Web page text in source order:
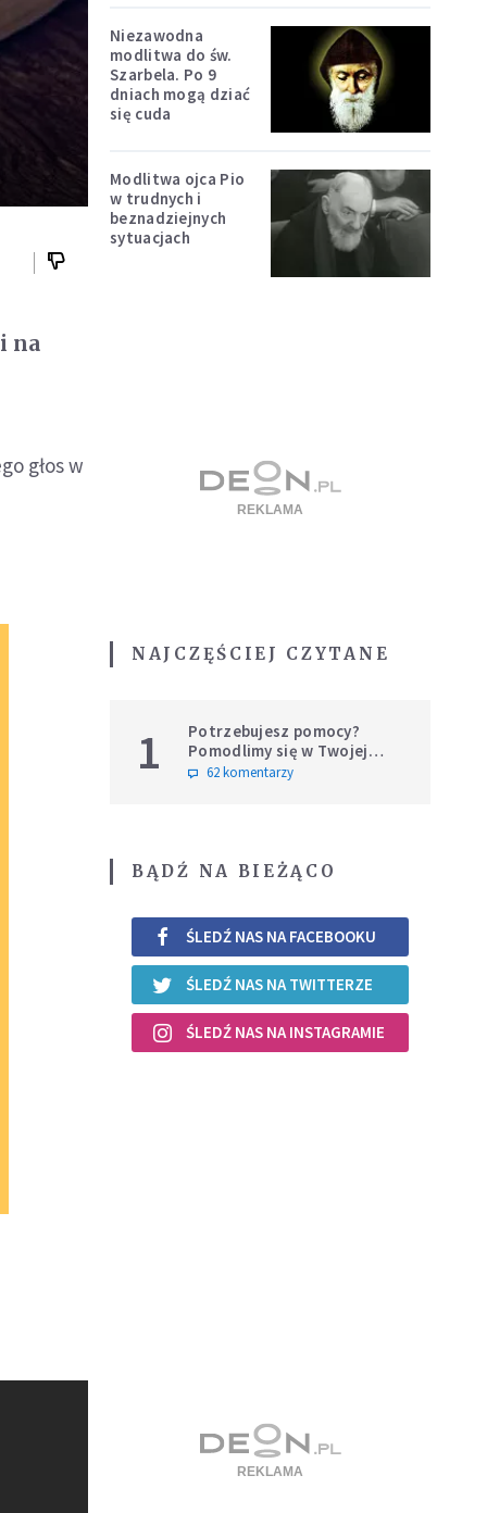
na
głos w
Niezawodna
modlitwa do św.
Szarbela. Po 9
dniach mogą dziać
się cuda
Modlitwa ojca Pio
w trudnych i
beznadziejnych
sytuacjach
NAJCZĘŚCIEJ CZYTANE
1
Potrzebujesz pomocy?
Pomodlimy się w Twojej
intencji
62 komentarzy
BĄDŹ NA BIEŻĄCO
ŚLEDŹ NAS NA FACEBOOKU
ŚLEDŹ NAS NA TWITTERZE
ŚLEDŹ NAS NA INSTAGRAMIE